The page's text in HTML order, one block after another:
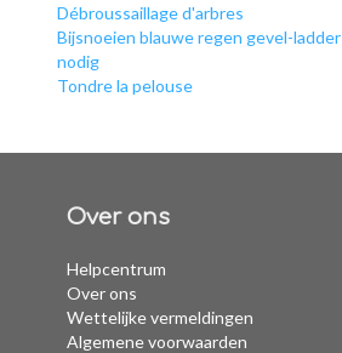
Débroussaillage d'arbres
Bijsnoeien blauwe regen gevel-ladder
nodig
Tondre la pelouse
Over ons
Helpcentrum
Over ons
Wettelijke vermeldingen
Algemene voorwaarden